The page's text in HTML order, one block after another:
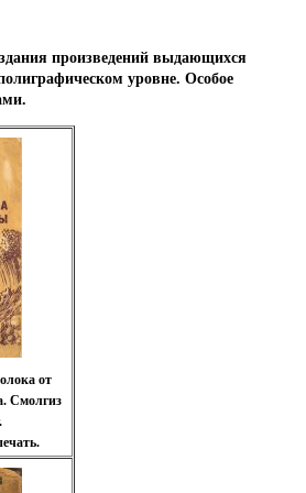
произведений выдающихся
уровне. Особое
от
Смолгиз